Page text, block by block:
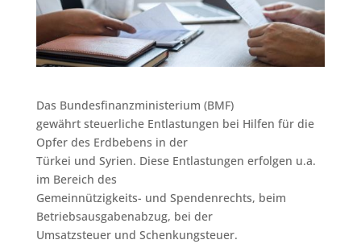
Das Bundesfinanzministerium (BMF)
gewährt steuerliche Entlastungen bei Hilfen für die
Opfer des Erdbebens in der
Türkei und Syrien. Diese Entlastungen erfolgen u.a.
im Bereich des
Gemeinnützigkeits- und Spendenrechts, beim
Betriebsausgabenabzug, bei der
Umsatzsteuer und Schenkungsteuer.